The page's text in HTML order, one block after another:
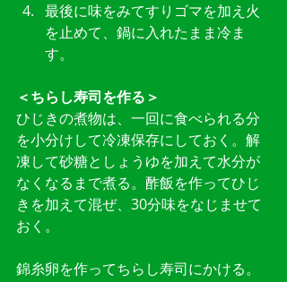
最後に味をみてすりゴマを加え火
を止めて、鍋に入れたまま冷ま
す。
＜ちらし寿司を作る＞
ひじきの煮物は、一回に食べられる分
を小分けして冷凍保存にしておく。解
凍して砂糖としょうゆを加えて水分が
なくなるまで煮る。酢飯を作ってひじ
きを加えて混ぜ、30分味をなじませて
おく。
錦糸卵を作ってちらし寿司にかける。